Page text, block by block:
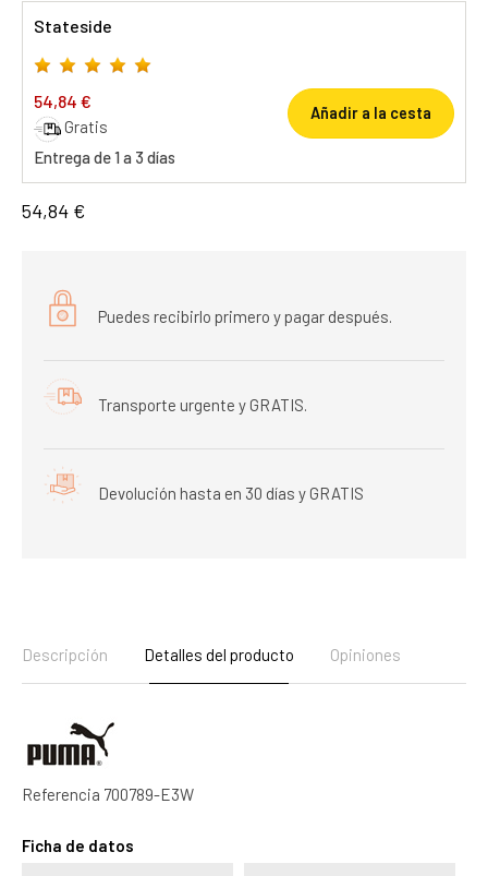
Stateside
54,84 €
Gratis
Entrega de 1 a 3 días
Añadir a la cesta
54,84 €
Puedes recibirlo primero y pagar después.
Transporte urgente y GRATIS.
Devolución hasta en 30 días y GRATIS
Descripción Detalles del producto Opiniones
Referencia 700789-E3W
Ficha de datos